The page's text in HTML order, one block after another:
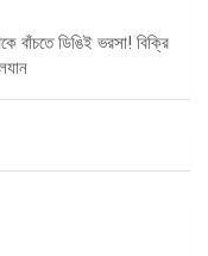
বাঁচতে ডিঙিই ভরসা! বিক্রি